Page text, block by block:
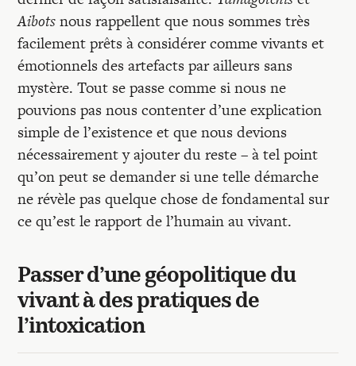
Aibotsnous rappellent que nous sommes très
facilement prêts à considérer comme vivants et
émotionnels des artefacts par ailleurs sans
mystère. Tout se passe comme si nous ne
pouvions pas nous contenter d’une explication
simple de l’existence et que nous devions
nécessairement y ajouter du reste – à tel point
qu’on peut se demander si une telle démarche
ne révèle pas quelque chose de fondamental sur
ce qu’est le rapport de l’humain au vivant.
Passer d’une géopolitique du
vivant à des pratiques de
l’intoxication